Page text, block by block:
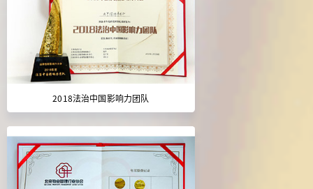
2018法治中国影响力团队